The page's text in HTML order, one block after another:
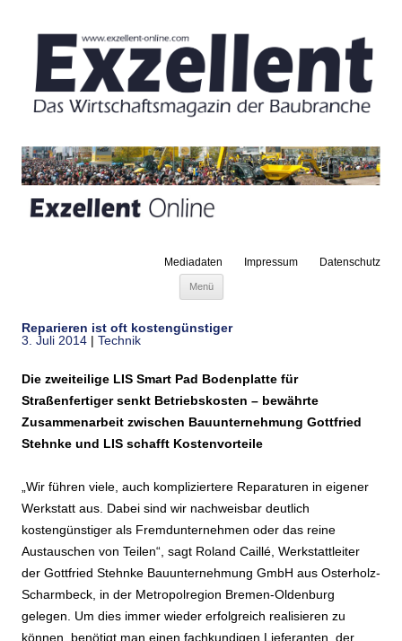
Mediadaten Impressum Datenschutz
Menü
Reparieren ist oft kostengünstiger
3. Juli 2014 | Technik
Die zweiteilige LIS Smart Pad Bodenplatte für
Straßenfertiger senkt Betriebskosten – bewährte
Zusammenarbeit zwischen Bauunternehmung Gottfried
Stehnke und LIS schafft Kostenvorteile
„Wir führen viele, auch kompliziertere Reparaturen in eigener
Werkstatt aus. Dabei sind wir nachweisbar deutlich
kostengünstiger als Fremdunternehmen oder das reine
Austauschen von Teilen“, sagt Roland Caillé, Werkstattleiter
der Gottfried Stehnke Bauunternehmung GmbH aus Osterholz-
Scharmbeck, in der Metropolregion Bremen-Oldenburg
gelegen. Um dies immer wieder erfolgreich realisieren zu
können, benötigt man einen fachkundigen Lieferanten, der